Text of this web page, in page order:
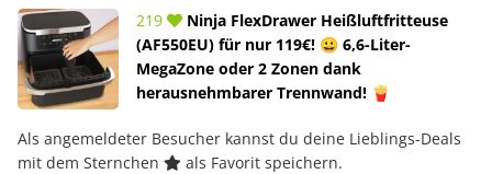
219
Ninja FlexDrawer Heißluftfritteuse
(AF550EU) für nur 119€! 😀 6,6-Liter-
MegaZone oder 2 Zonen dank
herausnehmbarer Trennwand! 🍟
Als angemeldeter Besucher kannst du deine Lieblings-Deals
mit dem Sternchen
als Favorit speichern.